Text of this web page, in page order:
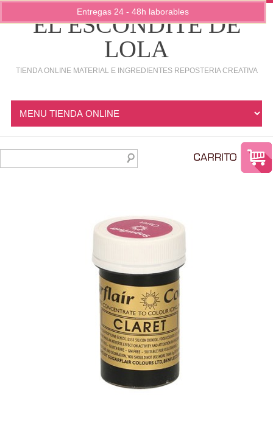
EL ESCONDITE DE
LOLA
TIENDA ONLINE MATERIAL E INGREDIENTES REPOSTERIA CREATIVA
Entregas 24 - 48h laborables